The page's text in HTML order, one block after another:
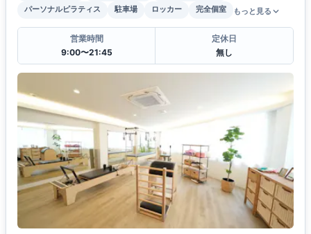
パーソナルピラティス
駐車場 ロッカー 完全個室 もっと見る
営業時間
9:00〜21:45
定休日
無し